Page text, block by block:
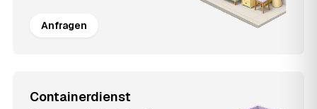
Anfragen
Containerdienst